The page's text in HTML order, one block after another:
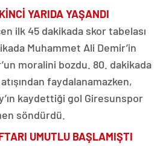
YARIDA YAŞANDI
ilk 45 dakikada skor tabelası
Muhammet Ali Demir’in
moralini bozdu. 80. dakikada
faydalanamazken,
kaydettiği gol Giresunspor
söndürdü.
UMUTLU BAŞLAMIŞTI